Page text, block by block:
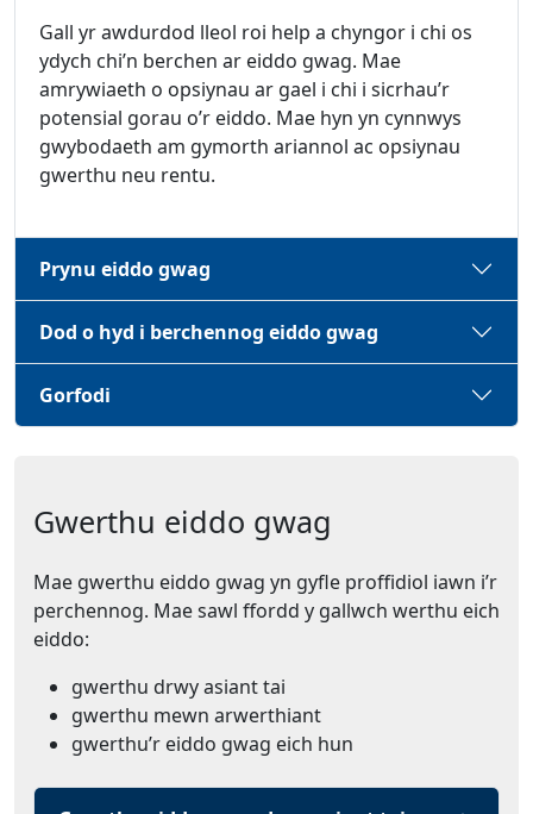
Gall yr awdurdod lleol roi help a chyngor i chi os
ydych chi’n berchen ar eiddo gwag. Mae
amrywiaeth o opsiynau ar gael i chi i sicrhau’r
potensial gorau o’r eiddo. Mae hyn yn cynnwys
gwybodaeth am gymorth ariannol ac opsiynau
gwerthu neu rentu.
Prynu eiddo gwag
Dod o hyd i berchennog eiddo gwag
Gorfodi
Gwerthu eiddo gwag
Mae gwerthu eiddo gwag yn gyfle proffidiol iawn i’r
perchennog. Mae sawl ffordd y gallwch werthu eich
eiddo:
gwerthu drwy asiant tai
gwerthu mewn arwerthiant
gwerthu’r eiddo gwag eich hun